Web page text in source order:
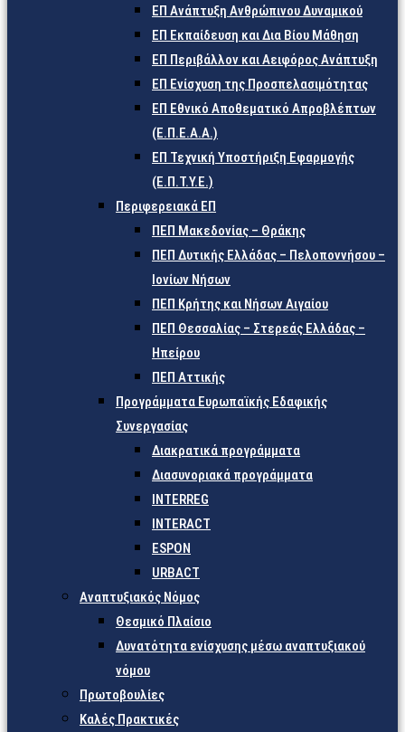
ΕΠ Ανάπτυξη Ανθρώπινου Δυναμικού
ΕΠ Εκπαίδευση και Δια Βίου Μάθηση
ΕΠ Περιβάλλον και Αειφόρος Ανάπτυξη
ΕΠ Ενίσχυση της Προσπελασιμότητας
ΕΠ Εθνικό Αποθεματικό Απροβλέπτων
(Ε.Π.Ε.Α.Α.)
ΕΠ Τεχνική Υποστήριξη Εφαρμογής
(Ε.Π.Τ.Υ.Ε.)
Περιφερειακά ΕΠ
ΠΕΠ Μακεδονίας – Θράκης
ΠΕΠ Δυτικής Ελλάδας – Πελοποννήσου –
Ιονίων Νήσων
ΠΕΠ Κρήτης και Νήσων Αιγαίου
ΠΕΠ Θεσσαλίας – Στερεάς Ελλάδας –
Ηπείρου
ΠΕΠ Αττικής
Προγράμματα Ευρωπαϊκής Εδαφικής
Συνεργασίας
Διακρατικά προγράμματα
Διασυνοριακά προγράμματα
INTERREG
INTERACT
ESPON
URBACT
Αναπτυξιακός Νόμος
Θεσμικό Πλαίσιο
Δυνατότητα ενίσχυσης μέσω αναπτυξιακού
νόμου
Πρωτοβουλίες
Καλές Πρακτικές